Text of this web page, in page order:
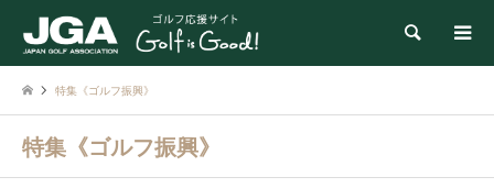
検索
特集《ゴルフ振興》
特集《ゴルフ振興》